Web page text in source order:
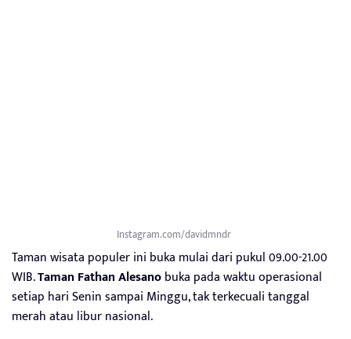
Instagram.com/davidmndr_
Taman wisata populer ini buka mulai dari pukul 09.00-21.00
WIB.Taman Fathan Alesanobuka pada waktu operasional
setiap hari Senin sampai Minggu, tak terkecuali tanggal
merah atau libur nasional.